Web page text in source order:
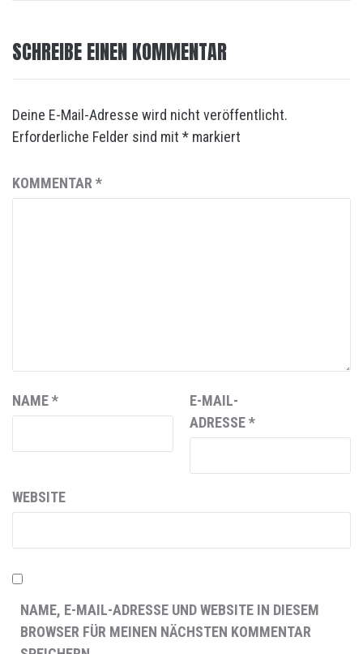
SCHREIBE EINEN KOMMENTAR
Deine E-Mail-Adresse wird nicht veröffentlicht.
Erforderliche Felder sind mit * markiert
KOMMENTAR *
NAME*
E-MAIL-
ADRESSE*
WEBSITE
NAME, E-MAIL-ADRESSE UND WEBSITE IN DIESEM
BROWSER FÜR MEINEN NÄCHSTEN KOMMENTAR